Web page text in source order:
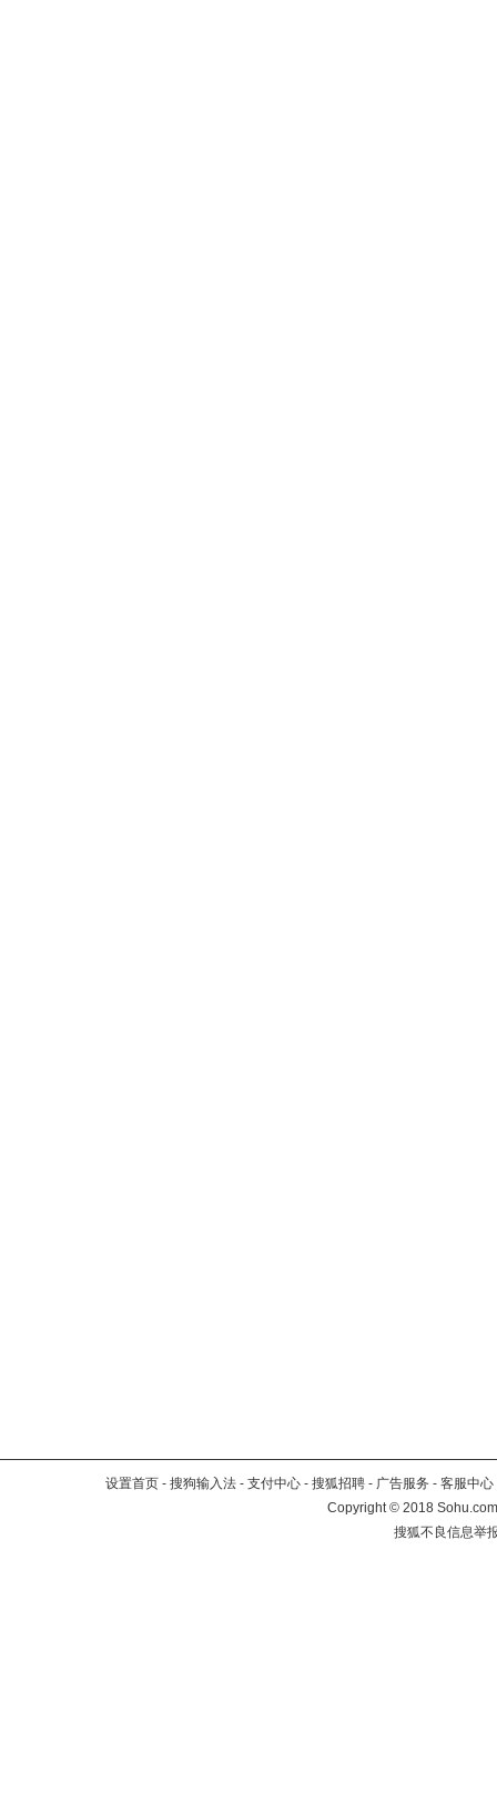
设置首页 - 搜狗输入法 - 支付中心 - 搜狐招聘 - 广告服务 - 客服中心
Copyright©2018
搜狐不良信息举